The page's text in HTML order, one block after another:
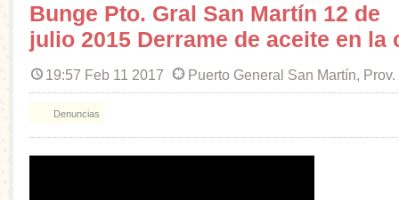
Bunge Pto. Gral San Martín 12 de
julio 2015 Derrame de aceite en la
19:57 Feb 11 2017 Puerto General San Martín,
Denuncias